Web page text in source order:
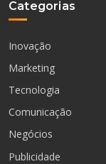
Categorias
Inovação
Marketing
Tecnologia
Comunicação
Negócios
Publicidade